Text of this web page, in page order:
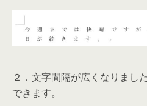
２．文字間隔が広くなりまし
できます。